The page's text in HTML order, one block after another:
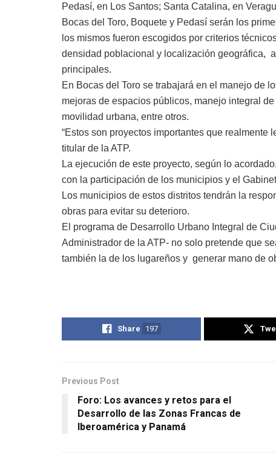
Pedasí, en Los Santos; Santa Catalina, en
Bocas del Toro, Boquete y Pedasí serán los
los mismos fueron escogidos por criterios
densidad poblacional y localización geográfica,
principales.
En Bocas del Toro se trabajará en el manejo de
mejoras de espacios públicos, manejo integral
movilidad urbana, entre otros.
“Estos son proyectos importantes que realmente
titular de la ATP.
La ejecución de este proyecto, según lo
con la participación de los municipios y el
Los municipios de estos distritos tendrán la
obras para evitar su deterioro.
El programa de Desarrollo Urbano Integral de
Administrador de la ATP- no solo pretende que
también la de los lugareños y generar mano de
Share 197
Previous Post
Foro: Los avances y retos para el
Desarrollo de las Zonas Francas de
Iberoamérica y Panamá